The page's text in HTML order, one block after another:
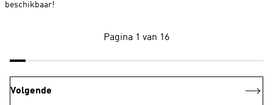
beschikbaar!
Pagina 1 van 16
Volgende